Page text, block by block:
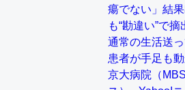
使う脊椎動物と貝類は苦労してるんだな
昆虫はなぜ海にいないのか」に関する新仮説